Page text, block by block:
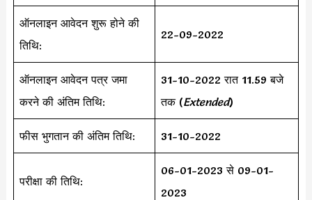
ऑनलाइन आवेदन शुरू होने की
तिथि:
22-09-2022
ऑनलाइन आवेदन पत्र जमा
करने की अंतिम तिथि:
31-10-2022 रात 11.59 बजे
तक (Extended)
फीस भुगतान की अंतिम तिथि: 31-10-2022
परीक्षा की तिथि:
06-01-2023 से 09-01-
2023